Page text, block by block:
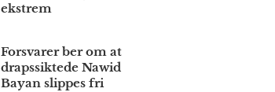
ekstrem
Forsvarer ber om at
draps­siktede Nawid
Bayan slippes fri